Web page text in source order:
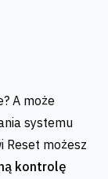
A może
systemu
Reset możesz
kontrolę